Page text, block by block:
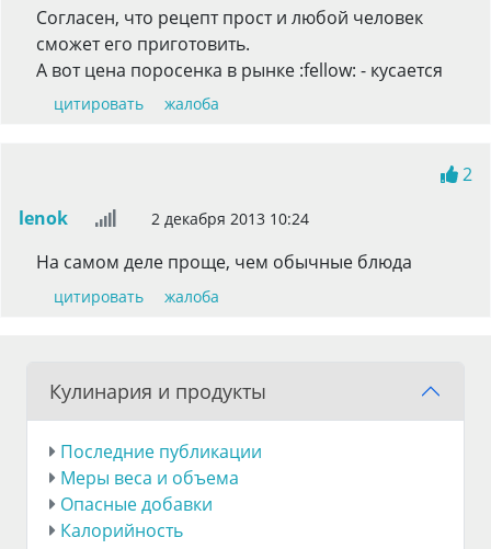
Согласен, что рецепт прост и любой человек
сможет его приготовить.
А вот цена поросенка в рынке :fellow: - кусается
цитировать жалоба
2
lenok
2 декабря 2013 10:24
На самом деле проще, чем обычные блюда
цитировать жалоба
Кулинария и продукты
Последние публикации
Меры веса и объема
Опасные добавки
Калорийность